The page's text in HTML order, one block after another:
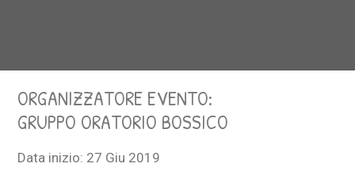
ORGANIZZATORE EVENTO:
GRUPPO ORATORIO BOSSICO
Data inizio: 27 Giu 2019